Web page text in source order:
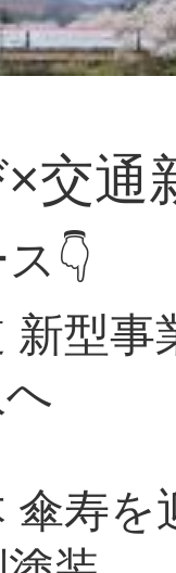
交通
👇
新型
傘寿